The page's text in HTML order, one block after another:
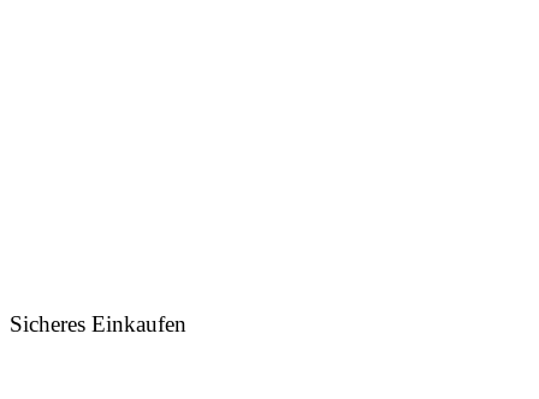
Sicheres Einkaufen